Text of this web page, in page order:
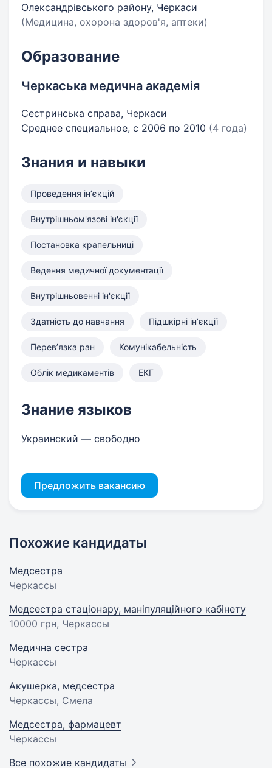
Олександрівського району, Черкаси
(Медицина, охорона здоров'я, аптеки)
Образование
Черкаська медична академія
Сестринська справа, Черкаси
Среднее специальное, с 2006 по 2010 (4 года)
Знания и навыки
Проведення інʼєкцій
Внутрішньом'язові ін'єкції
Постановка крапельниці
Ведення медичної документації
Внутрішньовенні ін'єкції
Здатність до навчання Підшкірні інʼєкції
Перевʼязка ран Комунікабельність
Облік медикаментів ЕКГ
Знание языков
Украинский — свободно
Предложить вакансию
Похожие кандидаты
Медсестра
Черкассы
Медсестра стаціонару, маніпуляційного кабінету
10000 грн, Черкассы
Медична сестра
Черкассы
Акушерка, медсестра
Черкассы, Смела
Медсестра, фармацевт
Черкассы
Все похожие кандидаты